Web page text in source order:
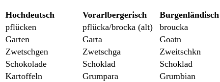
Hochdeutsch Vorarlbergerisch
Burgenländisch
pflücken
pflücka/brocka (alt)
broucka
Garten
Garta
Goatn
Zwetschgen
Zwetschga
Zweitschkn
Schokolade
Schoklad
Schoklad
Kartoffeln
Grumpara
Grumbian